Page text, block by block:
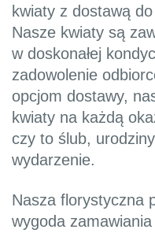
kwiaty z dostawą
Nasze kwiaty są
w doskonałej
zadowolenie
opcjom dostawy,
kwiaty na każdą
czy to ślub,
wydarzenie.
Nasza florystyczna
wygoda